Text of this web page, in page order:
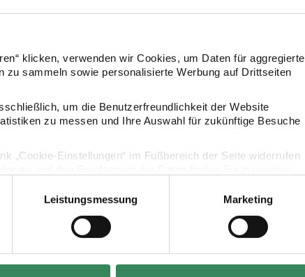
klicken, verwenden wir Cookies, um Daten für aggregierte
sammeln sowie personalisierte Werbung auf Drittseiten
um die Benutzerfreundlichkeit der Website
zu messen und Ihre Auswahl für zukünftige Besuche
„Cookie-Einstellungen“ im Fußbereich der Seite widerrufen
Leistungsmessung Marketing